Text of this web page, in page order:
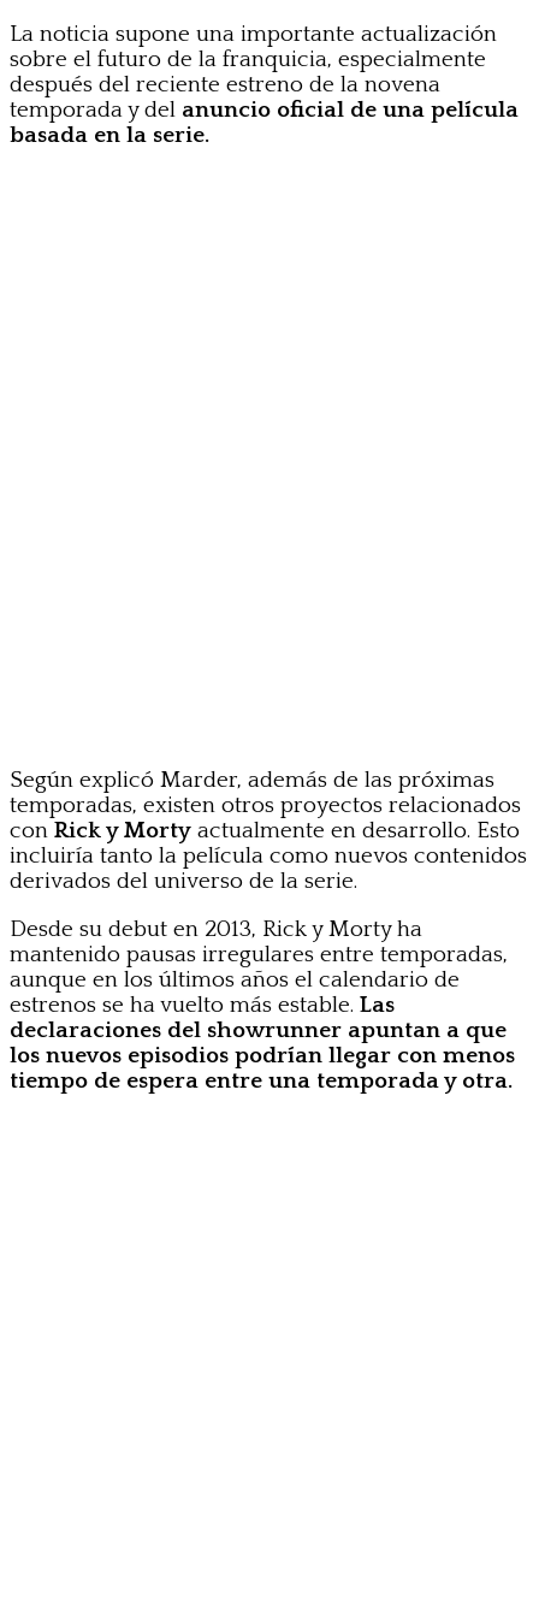
La noticia supone una importante actualización
sobre el futuro de la franquicia, especialmente
después del reciente estreno de la novena
temporada y del anuncio oficial de una película
basada en la serie.
Según explicó Marder, además de las próximas
temporadas, existen otros proyectos relacionados
con Rick y Morty actualmente en desarrollo. Esto
incluiría tanto la película como nuevos contenidos
derivados del universo de la serie.
Desde su debut en 2013, Rick y Morty ha
mantenido pausas irregulares entre temporadas,
aunque en los últimos años el calendario de
estrenos se ha vuelto más estable. Las
declaraciones del showrunner apuntan a que
los nuevos episodios podrían llegar con menos
tiempo de espera entre una temporada y otra.